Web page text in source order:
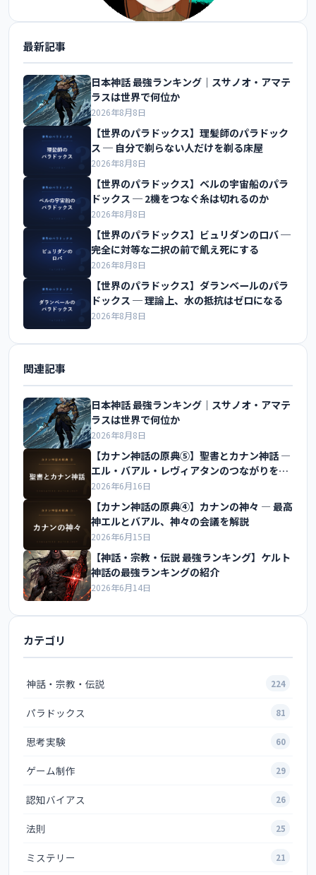
最新記事
日本神話 最強ランキング｜スサノオ・アマテ
ラスは世界で何位か
2026年8月8日
【世界のパラドックス】理髪師のパラドック
ス ─ 自分で剃らない人だけを剃る床屋
2026年8月8日
【世界のパラドックス】ベルの宇宙船のパラ
ドックス ─ 2機をつなぐ糸は切れるのか
2026年8月8日
【世界のパラドックス】ビュリダンのロバ ─
完全に対等な二択の前で飢え死にする
2026年8月8日
【世界のパラドックス】ダランベールのパラ
ドックス ─ 理論上、水の抵抗はゼロになる
2026年8月8日
関連記事
日本神話 最強ランキング｜スサノオ・アマテ
ラスは世界で何位か
2026年8月8日
【カナン神話の原典⑤】聖書とカナン神話 ―
エル・バアル・レヴィアタンのつながりを解
説
2026年6月16日
【カナン神話の原典④】カナンの神々 ― 最高
神エルとバアル、神々の会議を解説
2026年6月15日
【神話・宗教・伝説 最強ランキング】ケルト
神話の最強ランキングの紹介
2026年6月14日
カテゴリ
神話・宗教・伝説 224
パラドックス 81
思考実験 60
ゲーム制作 29
認知バイアス 26
法則 25
ミステリー 21